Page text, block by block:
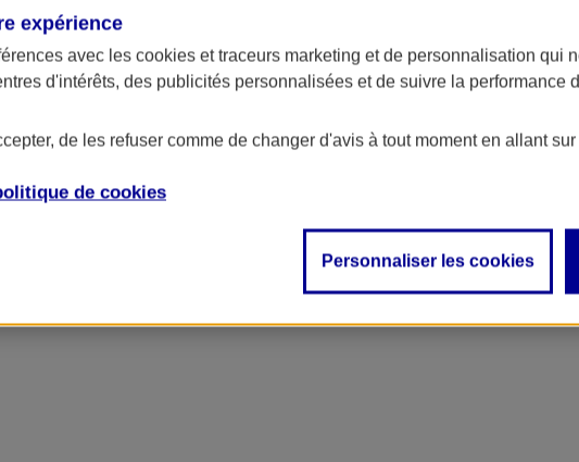
expérience
avec les cookies et traceurs marketing et de personnalisation qui
d'intérêts, des publicités personnalisées et de suivre la performance
de les refuser comme de changer d'avis à tout moment en allant sur
de cookies
Personnaliser les cookies